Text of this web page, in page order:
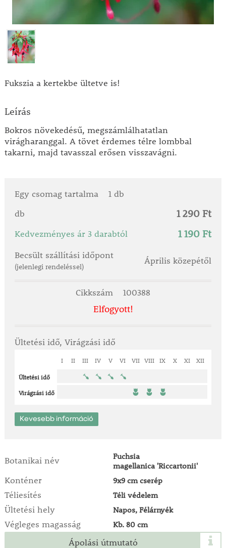
Fukszia a kertekbe ültetve is!
Leírás
Bokros növekedésű, megszámlálhatatlan
virágharanggal. A tövet érdemes télre lombbal
takarni, majd tavasszal erősen visszavágni.
Egy csomag tartalma
1 db
db
1 290 Ft
Kedvezményes ár 3 darabtól 1 190 Ft
Becsült szállítási időpont
(jelenlegi rendeléssel)
Április közepétől
Cikkszám 100388
Elfogyott!
Ültetési idő, Virágzási idő
I II III IV V VI VII VIII IX X XI XII
Ültetési idő
Virágzási idő
Kevesebb információ
Botanikai név
Fuchsia
magellanica 'Riccartonii'
Konténer 9x9 cm cserép
Téliesítés Téli védelem
Ültetési hely Napos, Félárnyék
Végleges magasság Kb. 80 cm
Ápolási útmutató